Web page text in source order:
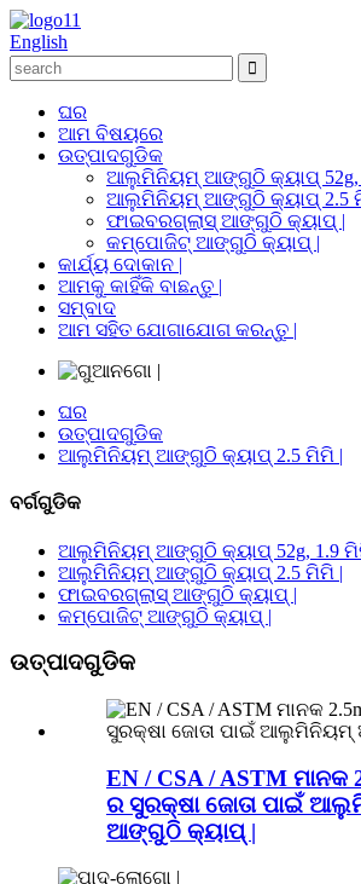
English
ଘର
ଆମ ବିଷୟରେ
ଉତ୍ପାଦଗୁଡିକ
ଆଲୁମିନିୟମ୍ ଆଙ୍ଗୁଠି କ୍ୟାପ୍ 52g,
ଆଲୁମିନିୟମ୍ ଆଙ୍ଗୁଠି କ୍ୟାପ୍ 2.5
ଫାଇବରଗ୍ଲାସ୍ ଆଙ୍ଗୁଠି କ୍ୟାପ୍ |
କମ୍ପୋଜିଟ୍ ଆଙ୍ଗୁଠି କ୍ୟାପ୍ |
କାର୍ଯ୍ୟ ଦୋକାନ |
ଆମକୁ କାହିଁକି ବାଛନ୍ତୁ |
ସମ୍ବାଦ
ଆମ ସହିତ ଯୋଗାଯୋଗ କରନ୍ତୁ |
ଘର
ଉତ୍ପାଦଗୁଡିକ
ଆଲୁମିନିୟମ୍ ଆଙ୍ଗୁଠି କ୍ୟାପ୍ 2.5 ମିମି |
ବର୍ଗଗୁଡିକ
ଆଲୁମିନିୟମ୍ ଆଙ୍ଗୁଠି କ୍ୟାପ୍ 52g, 1.9
ଆଲୁମିନିୟମ୍ ଆଙ୍ଗୁଠି କ୍ୟାପ୍ 2.5 ମିମି |
ଫାଇବରଗ୍ଲାସ୍ ଆଙ୍ଗୁଠି କ୍ୟାପ୍ |
କମ୍ପୋଜିଟ୍ ଆଙ୍ଗୁଠି କ୍ୟାପ୍ |
ଉତ୍ପାଦଗୁଡିକ
EN / CSA / ASTM ମାନକ
ର ସୁରକ୍ଷା ଜୋତା ପାଇଁ
ଆଙ୍ଗୁଠି କ୍ୟାପ୍ |